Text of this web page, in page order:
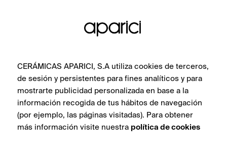
CERÁMICAS APARICI, S.A utiliza cookies de terceros,
de sesión y persistentes para fines analíticos y para
mostrarte publicidad personalizada en base a la
información recogida de tus hábitos de navegación
(por ejemplo, las páginas visitadas). Para obtener
más información visite nuestra política de cookies